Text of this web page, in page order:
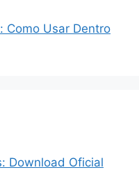
Como Usar Dentro
Download Oficial